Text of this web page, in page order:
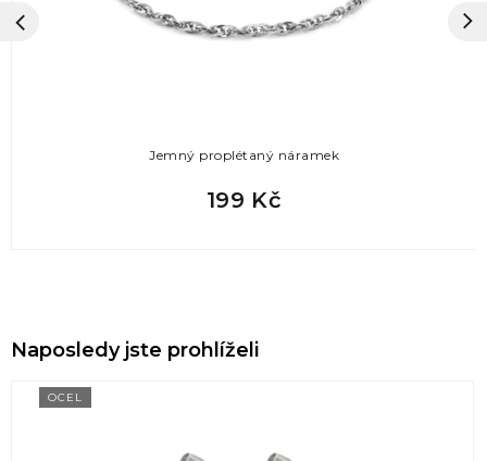
Jemný proplétaný náramek
199 Kč
Naposledy jste prohlíželi
OCEL